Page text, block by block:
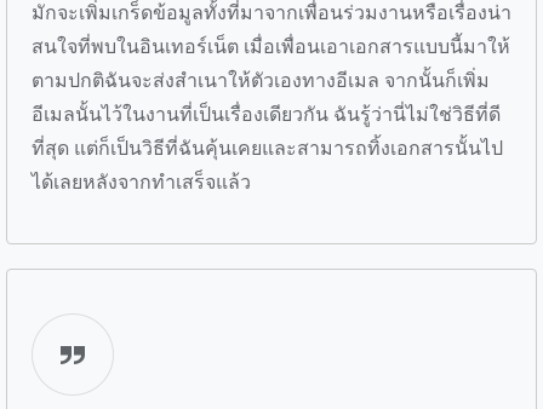
มักจะเพิ่มเกร็ดข้อมูลทั้งที่มาจากเพื่อนร่วมงานหรือเรื่องน่า
สนใจที่พบในอินเทอร์เน็ต เมื่อเพื่อนเอาเอกสารแบบนี้มาให้
ตามปกติฉันจะส่งสำเนาให้ตัวเองทางอีเมล จากนั้นก็เพิ่ม
อีเมลนั้นไว้ในงานที่เป็นเรื่องเดียวกัน ฉันรู้ว่านี่ไม่ใช่วิธีที่ดี
ที่สุด แต่ก็เป็นวิธีที่ฉันคุ้นเคยและสามารถทิ้งเอกสารนั้นไป
ได้เลยหลังจากทำเสร็จแล้ว